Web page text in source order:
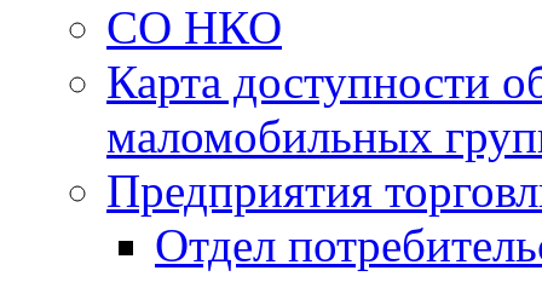
СО НКО
Карта доступности
маломобильных
Предприятия
Отдел